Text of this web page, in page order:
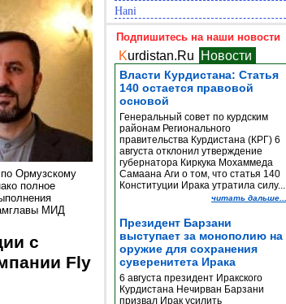
Ормузскому
полное
МИД
с
Fly
Hani
Подпишитесь на наши новости
Kurdistan.Ru Новости
Власти Курдистана: Статья
140 остается правовой
основой
Генеральный совет по курдским
районам Регионального
правительства Курдистана (КРГ) 6
августа отклонил утверждение
губернатора Киркука Мохаммеда
Самаана Аги о том, что статья 140
Конституции Ирака утратила силу...
читать дальше...
Президент Барзани
выступает за монополию на
оружие для сохранения
суверенитета Ирака
6 августа президент Иракского
Курдистана Нечирван Барзани
призвал Ирак усилить